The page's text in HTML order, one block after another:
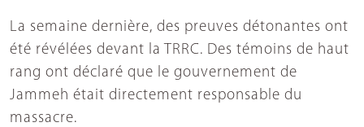
La semaine dernière, des preuves détonantes ont
été révélées devant la TRRC. Des témoins de haut
rang ont déclaré que le gouvernement de
Jammeh était directement responsable du
massacre.